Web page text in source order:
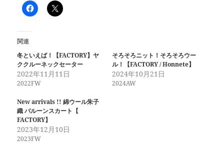
関連
冬といえば！【FACTORY】ヤ
ククルーネックセーター
2022年11月11日
2022FW
そろそろニット！そろそろウー
ル！【FACTORY / Honnete】
2024年10月21日
2024AW
New arrivals !! 綿ウール朱子
織 バルーンスカート【
FACTORY】
2023年12月10日
2023FW